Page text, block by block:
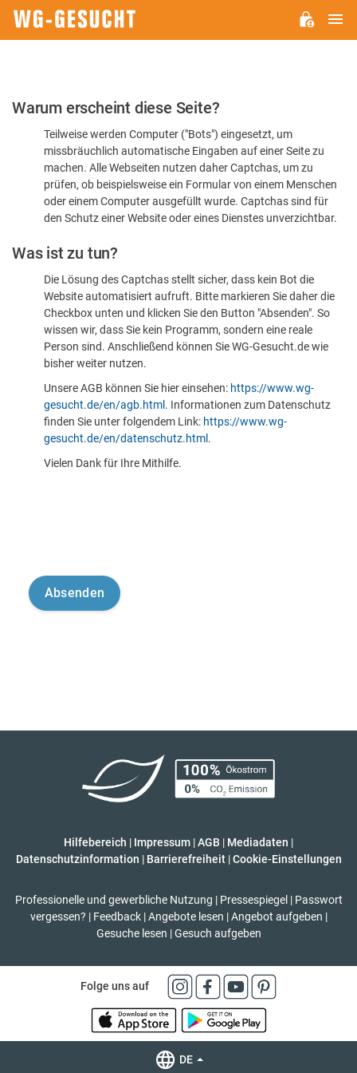
Bitte
dass
sind
Warum erscheint diese Seite?
Teilweise werden Computer ("Bots") eingesetzt, um
missbräuchlich automatische Eingaben auf einer Seite zu
machen. Alle Webseiten nutzen daher Captchas, um zu
prüfen, ob beispielsweise ein Formular von einem Menschen
oder einem Computer ausgefüllt wurde. Captchas sind für
den Schutz einer Website oder eines Dienstes unverzichtbar.
Was ist zu tun?
Die Lösung des Captchas stellt sicher, dass kein Bot die
Website automatisiert aufruft. Bitte markieren Sie daher die
Checkbox unten und klicken Sie den Button "Absenden". So
wissen wir, dass Sie kein Programm, sondern eine reale
Person sind. Anschließend können Sie WG-Gesucht.de wie
bisher weiter nutzen.
Unsere AGB können Sie hier einsehen: https://www.wg-
gesucht.de/en/agb.html . Informationen zum Datenschutz
finden Sie unter folgendem Link: https://www.wg-
gesucht.de/en/datenschutz.html .
Vielen Dank für Ihre Mithilfe.
Hilfebereich | Impressum |AGB | Mediadaten |
Datenschutzinformation | Barrierefreiheit | Cookie-Einstellungen
Professionelle und gewerbliche Nutzung | Pressespiegel | Passwort
vergessen? | Feedback | Angebote lesen | Angebot aufgeben |
Gesuche lesen | Gesuch aufgeben
Folge uns auf
DE